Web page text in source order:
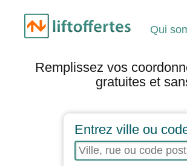
Qui
Remplissez vos
gratuites et
Entrez ville ou